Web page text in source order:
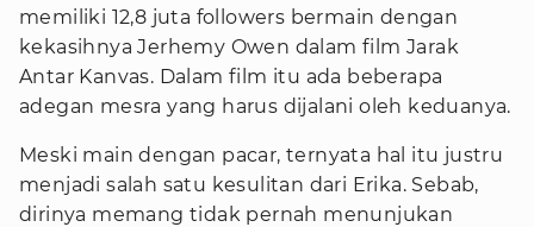
memiliki 12,8 juta followers bermain dengan
kekasihnya Jerhemy Owen dalam film Jarak
Antar Kanvas. Dalam film itu ada beberapa
adegan mesra yang harus dijalani oleh keduanya.
Meski main dengan pacar, ternyata hal itu justru
menjadi salah satu kesulitan dari Erika. Sebab,
dirinya memang tidak pernah menunjukan